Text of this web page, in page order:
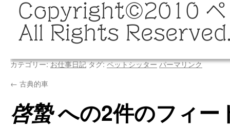
Copyright©️2010 ペ
All Rights
カテゴリー:お仕事日記タグ:ペットシッターパーマリンク
← 古典的車
啓蟄への2件のフィー